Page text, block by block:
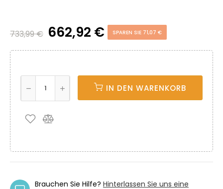
733,99 € 662,92 € SPAREN SIE 71,07 €
IN DEN WARENKORB
Brauchen Sie Hilfe? Hinterlassen Sie uns eine